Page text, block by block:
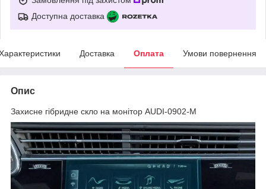
Доступна доставка
Доставка Оплата Умови повернення
Опис
Захисне гібридне скло на монітор AUDI-0902-M